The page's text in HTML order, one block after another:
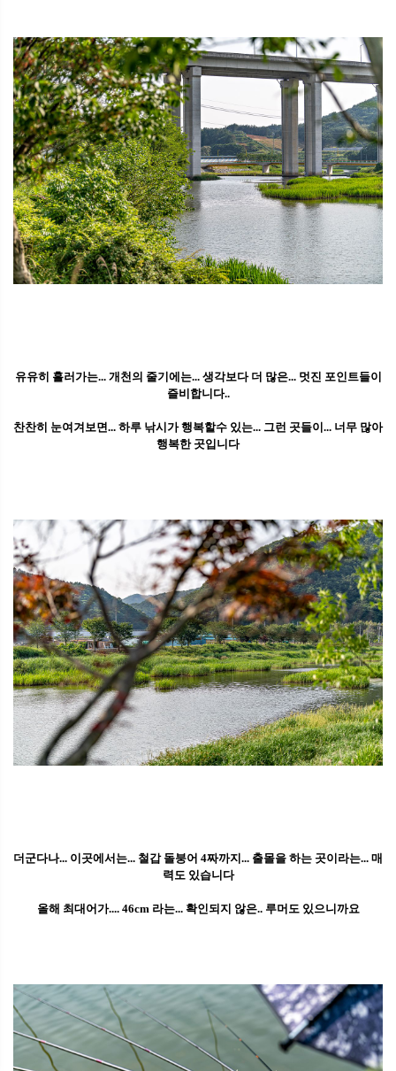
유유히 흘러가는... 개천의 줄기에는... 생각보다 더 많은... 멋진 포인트들이
즐비합니다..
찬찬히 눈여겨보면... 하루 낚시가 행복할수 있는... 그런 곳들이... 너무 많아
행복한 곳입니다
더군다나... 이곳에서는... 철갑 돌붕어 4짜까지... 출몰을 하는 곳이라는... 매
력도 있습니다
올해 최대어가.... 46cm 라는... 확인되지 않은.. 루머도 있으니까요